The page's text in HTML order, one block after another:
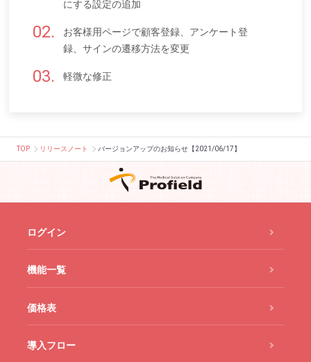
にする設定の追加
お客様用ページで顧客登録、アンケート登
録、サインの遷移方法を変更
軽微な修正
TOP リリースノート バージョンアップのお知らせ【2021/06/17】
ログイン
機能一覧
価格表
導入フロー